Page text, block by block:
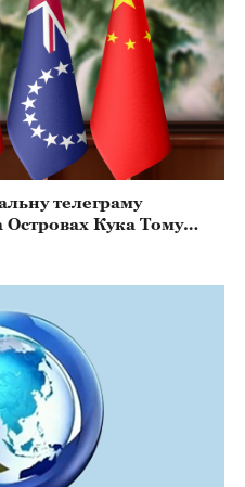
телеграму
Кука Тому